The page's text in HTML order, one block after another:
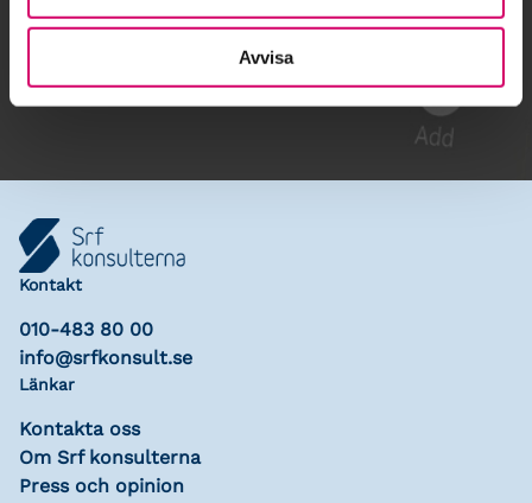
Avvisa
Lägg till i kalender
Kontakt
010-483 80 00
info@srfkonsult.se
Länkar
Kontakta oss
Om Srf konsulterna
Press och opinion